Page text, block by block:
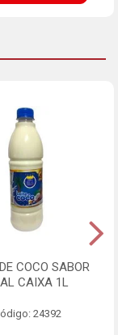
COCO SABOR
CAIXA 1L
24392